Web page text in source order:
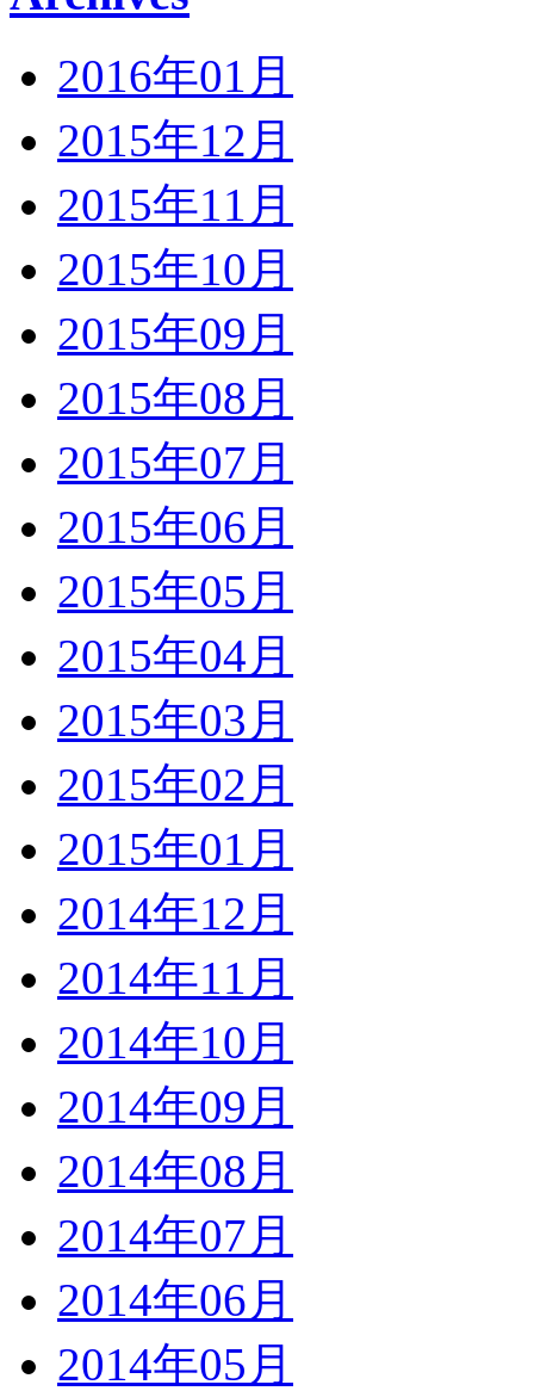
2016年01月
2015年12月
2015年11月
2015年10月
2015年09月
2015年08月
2015年07月
2015年06月
2015年05月
2015年04月
2015年03月
2015年02月
2015年01月
2014年12月
2014年11月
2014年10月
2014年09月
2014年08月
2014年07月
2014年06月
2014年05月